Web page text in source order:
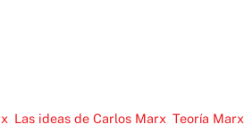
Las ideas de Carlos Marx Teoría